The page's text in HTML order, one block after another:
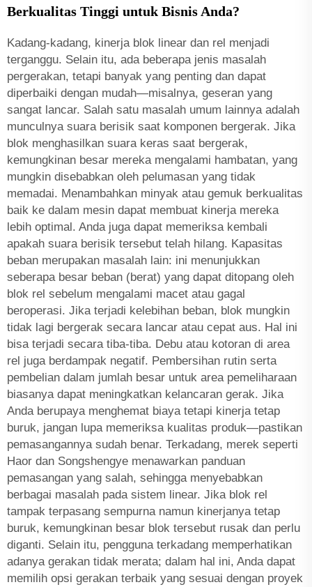
Berkualitas Tinggi untuk Bisnis Anda?
Kadang-kadang, kinerja blok linear dan rel menjadi
terganggu. Selain itu, ada beberapa jenis masalah
pergerakan, tetapi banyak yang penting dan dapat
diperbaiki dengan mudah—misalnya, geseran yang
sangat lancar. Salah satu masalah umum lainnya adalah
munculnya suara berisik saat komponen bergerak. Jika
blok menghasilkan suara keras saat bergerak,
kemungkinan besar mereka mengalami hambatan, yang
mungkin disebabkan oleh pelumasan yang tidak
memadai. Menambahkan minyak atau gemuk berkualitas
baik ke dalam mesin dapat membuat kinerja mereka
lebih optimal. Anda juga dapat memeriksa kembali
apakah suara berisik tersebut telah hilang. Kapasitas
beban merupakan masalah lain: ini menunjukkan
seberapa besar beban (berat) yang dapat ditopang oleh
blok rel sebelum mengalami macet atau gagal
beroperasi. Jika terjadi kelebihan beban, blok mungkin
tidak lagi bergerak secara lancar atau cepat aus. Hal ini
bisa terjadi secara tiba-tiba. Debu atau kotoran di area
rel juga berdampak negatif. Pembersihan rutin serta
pembelian dalam jumlah besar untuk area pemeliharaan
biasanya dapat meningkatkan kelancaran gerak. Jika
Anda berupaya menghemat biaya tetapi kinerja tetap
buruk, jangan lupa memeriksa kualitas produk—pastikan
pemasangannya sudah benar. Terkadang, merek seperti
Haor dan Songshengye menawarkan panduan
pemasangan yang salah, sehingga menyebabkan
berbagai masalah pada sistem linear. Jika blok rel
tampak terpasang sempurna namun kinerjanya tetap
buruk, kemungkinan besar blok tersebut rusak dan perlu
diganti. Selain itu, pengguna terkadang memperhatikan
adanya gerakan tidak merata; dalam hal ini, Anda dapat
memilih opsi gerakan terbaik yang sesuai dengan proyek